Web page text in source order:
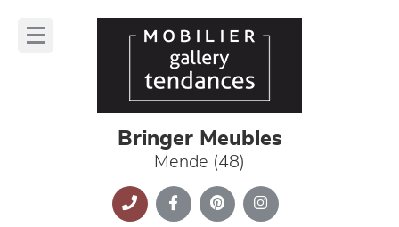
Bringer Meubles
Mende (48)